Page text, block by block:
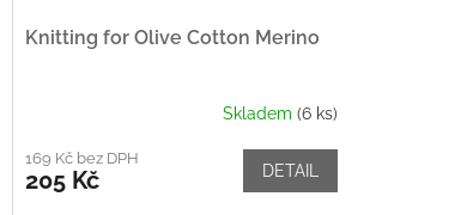
Knitting for Olive Cotton Merino
Skladem (6 ks)
169 Kč bez DPH
205 Kč DETAIL